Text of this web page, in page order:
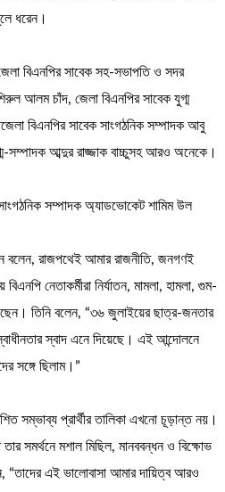
ধরেন।
বিএনপির সাবেক সহ-সভাপতি ও সদর
আলম চাঁদ, জেলা বিএনপির সাবেক যুগ্ম
বিএনপির সাবেক সাংগঠনিক সম্পাদক আবু
সম্পাদক আব্দুর রাজ্জাক বাচ্চুসহ আরও অনেকে।
সম্পাদক অ্যাডভোকেট শামিম উল
বলেন, রাজপথেই আমার রাজনীতি, জনগণই
নেতাকর্মীরা নির্যাতন, মামলা, হামলা, গুম-
তিনি বলেন, “৩৬ জুলাইয়ের ছাত্র-জনতার
স্বাদ এনে দিয়েছে। এই আন্দোলনে
সঙ্গে ছিলাম।”
সম্ভাব্য প্রার্থীর তালিকা এখনো চূড়ান্ত নয়।
সমর্থনে মশাল মিছিল, মানববন্ধন ও বিক্ষোভ
“তাদের এই ভালোবাসা আমার দায়িত্ব আরও